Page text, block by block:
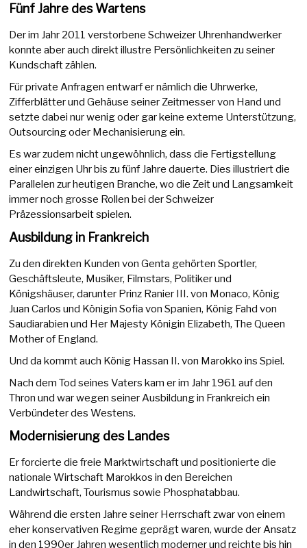
Fünf Jahre des Wartens
Der im Jahr 2011 verstorbene Schweizer Uhrenhandwerker
konnte aber auch direkt illustre Persönlichkeiten zu seiner
Kundschaft zählen.
Für private Anfragen entwarf er nämlich die Uhrwerke,
Zifferblätter und Gehäuse seiner Zeitmesser von Hand und
setzte dabei nur wenig oder gar keine externe Unterstützung,
Outsourcing oder Mechanisierung ein.
Es war zudem nicht ungewöhnlich, dass die Fertigstellung
einer einzigen Uhr bis zu fünf Jahre dauerte. Dies illustriert die
Parallelen zur heutigen Branche, wo die Zeit und Langsamkeit
immer noch grosse Rollen bei der Schweizer
Präzessionsarbeit spielen.
Ausbildung in Frankreich
Zu den direkten Kunden von Genta gehörten Sportler,
Geschäftsleute, Musiker, Filmstars, Politiker und
Königshäuser, darunter Prinz Ranier III. von Monaco, König
Juan Carlos und Königin Sofia von Spanien, König Fahd von
Saudiarabien und Her Majesty Königin Elizabeth, The Queen
Mother of England.
Und da kommt auch König Hassan II. von Marokko ins Spiel.
Nach dem Tod seines Vaters kam er im Jahr 1961 auf den
Thron und war wegen seiner Ausbildung in Frankreich ein
Verbündeter des Westens.
Modernisierung des Landes
Er forcierte die freie Marktwirtschaft und positionierte die
nationale Wirtschaft Marokkos in den Bereichen
Landwirtschaft, Tourismus sowie Phosphatabbau.
Während die ersten Jahre seiner Herrschaft zwar von einem
eher konservativen Regime geprägt waren, wurde der Ansatz
in den 1990er Jahren wesentlich moderner und reichte bis hin